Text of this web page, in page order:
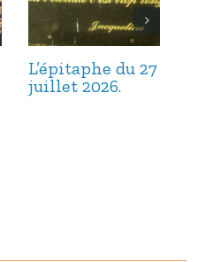
L’épitaphe du 27
juillet 2026.